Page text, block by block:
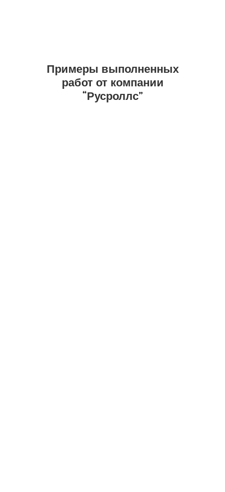
Примеры выполненных
работ от компании
“Русроллс”